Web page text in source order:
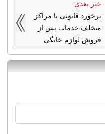
خبر بعدی
برخورد قانونی با مراکز
متخلف خدمات پس از
فروش لوازم خانگی